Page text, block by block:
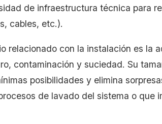
de infraestructura técnica para
cables, etc.).
relacionado con la instalación es la
contaminación y suciedad. Su
posibilidades y elimina
de lavado del sistema o que